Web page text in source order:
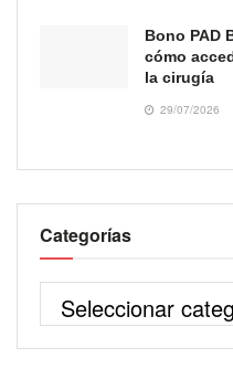
Bono PAD
cómo
la cirugía
29/07/2026
Categorías